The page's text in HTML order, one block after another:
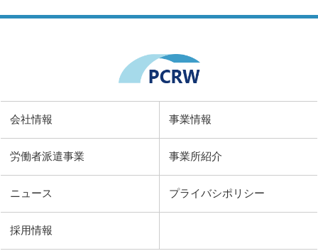
会社情報 事業情報
労働者派遣事業 事業所紹介
ニュース
採用情報
プライバシポリシー